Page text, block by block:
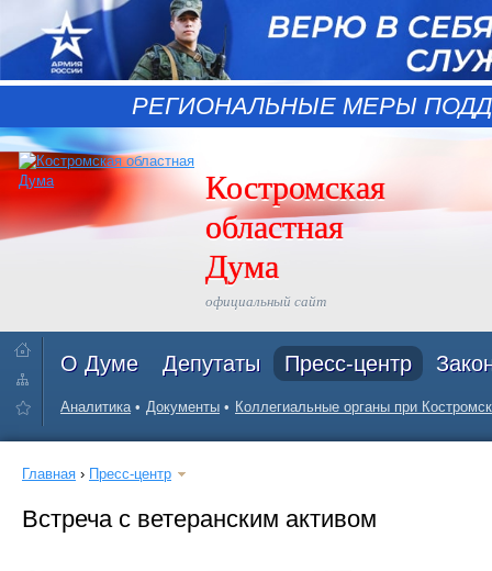
РЕГИОНАЛЬНЫЕ МЕРЫ
Костромская
областная
Дума
официальный сайт
О Думе Депутаты Пресс-центр
Аналитика Документы Коллегиальные органы при
Главная › Пресс-центр
Встреча с ветеранским активом